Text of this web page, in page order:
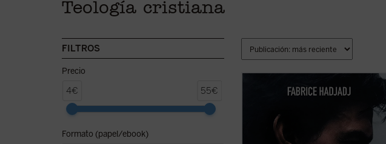
Teología cristiana
FILTROS
Precio
4€ 55€
Formato (papel/ebook)
Hadjadj mira a Tom Cruise más allá del
inevitablemente refleja algo de su época.
Por eso, al hablar de Tom, hablamos